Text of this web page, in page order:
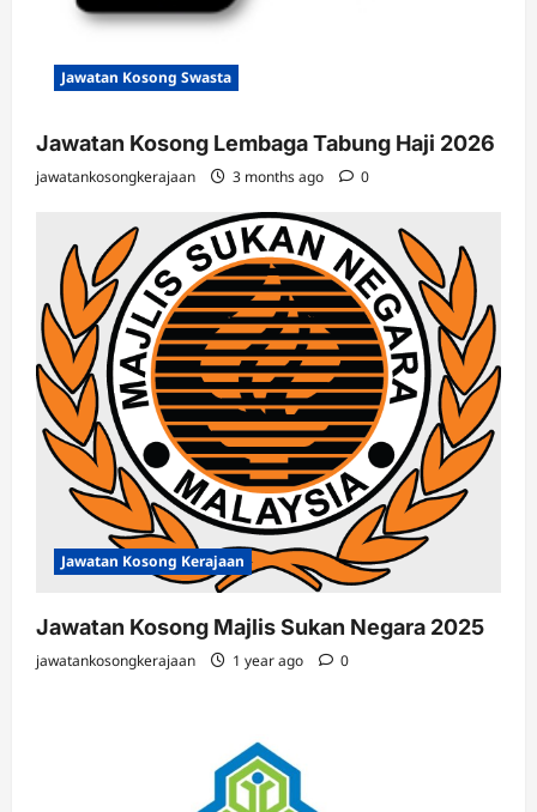
Jawatan Kosong Swasta
Jawatan Kosong Lembaga Tabung Haji 2026
jawatankosongkerajaan 3 months ago 0
Jawatan Kosong Kerajaan
Jawatan Kosong Majlis Sukan Negara 2025
jawatankosongkerajaan 1 year ago 0